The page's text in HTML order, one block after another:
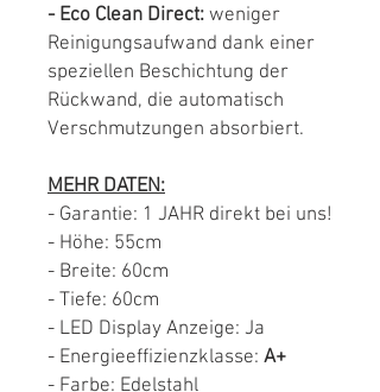
- Eco Clean Direct: weniger
Reinigungsaufwand dank einer
speziellen Beschichtung der
Rückwand, die automatisch
Verschmutzungen absorbiert.
MEHR DATEN:
- Garantie: 1 JAHR direkt bei uns!
- Höhe: 55cm
- Breite: 60cm
- Tiefe: 60cm
- LED Display Anzeige: Ja
- Energieeffizienzklasse: A+
- Farbe: Edelstahl